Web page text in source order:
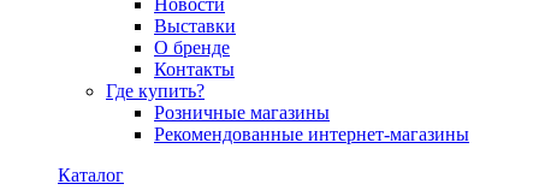
Новости
Выставки
О бренде
Контакты
Где купить?
Розничные магазины
Рекомендованные интернет-магазины
Каталог